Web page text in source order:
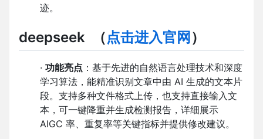
迹。
deepseek （点击进入官网 ）
· 功能亮点 ：基于先进的自然语言处理技术和深度
学习算法，能精准识别文章中由 AI 生成的文本片
段。支持多种文件格式上传，也支持直接输入文
本，可一键降重并生成检测报告，详细展示
AIGC 率、重复率等关键指标并提供修改建议。